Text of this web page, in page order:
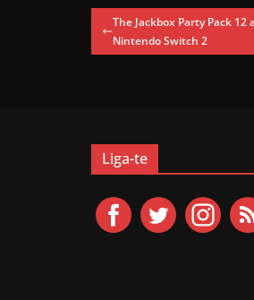
The Jackbox Party Pack
Nintendo Switch 2
Liga-te